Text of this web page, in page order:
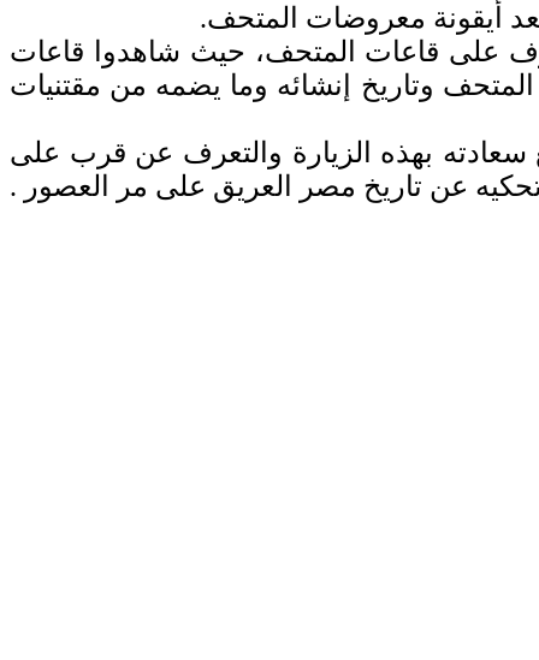
أيقونة معروضات المتحف.
على قاعات المتحف، حيث شاهدوا قاعات
وتاريخ إنشائه وما يضمه من مقتنيات
سعادته بهذه الزيارة والتعرف عن قرب على
تحكيه عن تاريخ مصر العريق على مر العصور .